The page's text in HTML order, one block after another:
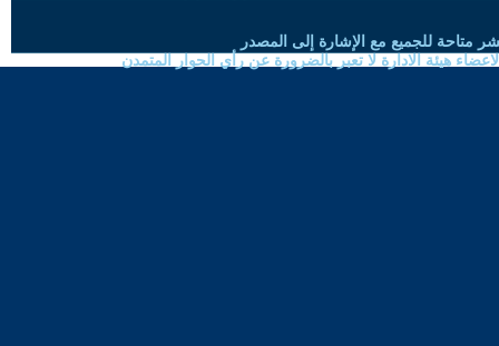
متاحة للجميع مع الإشارة إلى المصدر
هيئة الادارة لا تعبر بالضرورة عن رأي الحوار المتمدن